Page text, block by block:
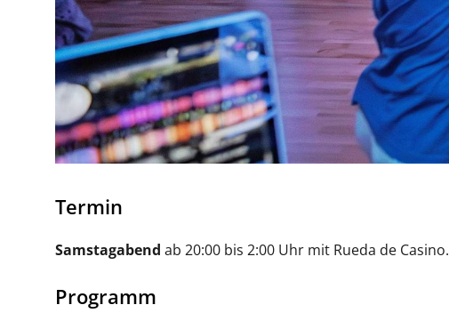
Termin
Samstagabend ab 20:00 bis 2:00 Uhr mit Rueda de Casino.
Programm